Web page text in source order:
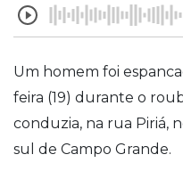
Um homem foi
feira (19) durante o
conduzia, na rua Piriá,
sul de Campo Grande.